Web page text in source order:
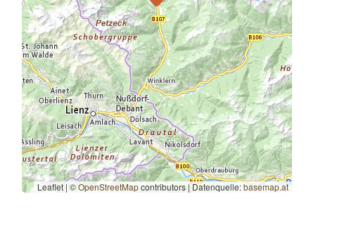
Leaflet | ©OpenStreetMapcontributors |Datenquelle:basemap.at